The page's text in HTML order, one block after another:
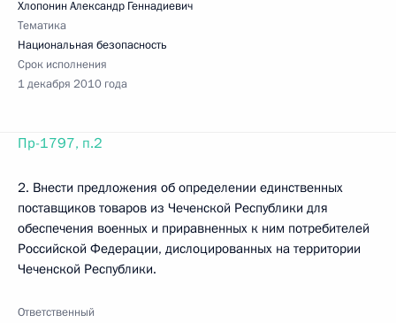
Хлопонин Александр Геннадиевич
Тематика
Национальная безопасность
Срок исполнения
1 декабря 2010 года
Пр-1797, п.2
2. Внести предложения об определении единственных
поставщиков товаров из Чеченской Республики для
обеспечения военных и приравненных к ним потребителей
Российской Федерации, дислоцированных на территории
Чеченской Республики.
Ответственный